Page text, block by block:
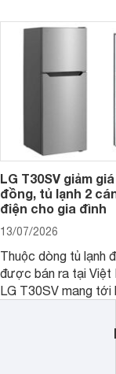
LG T30SV giảm
đồng, tủ lạnh 2
điện cho gia đình
13/07/2026
Thuộc dòng tủ lạnh
được bán ra tại Việt
LG T30SV mang tới
mức giá bán dễ
nhiều khách hàng